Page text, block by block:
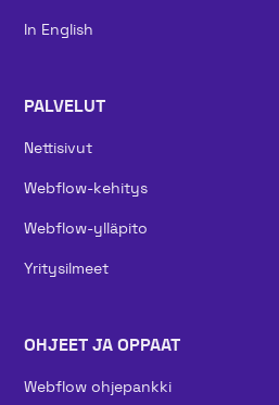
In English
PALVELUT
Nettisivut
Webflow-kehitys
Webflow-ylläpito
Yritysilmeet
OHJEET JA OPPAAT
Webflow ohjepankki